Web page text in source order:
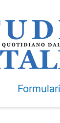
Formulari